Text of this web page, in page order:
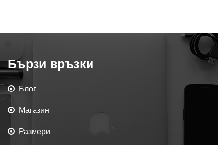
Бързи връзки
Блог
Магазин
Размери